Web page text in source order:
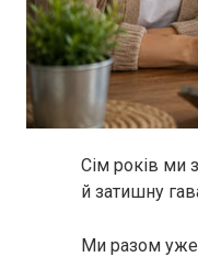
Сім років ми
й затишну
Ми разом уже